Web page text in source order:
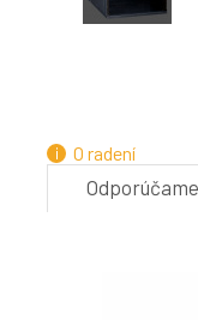
O radení
Odporúčame